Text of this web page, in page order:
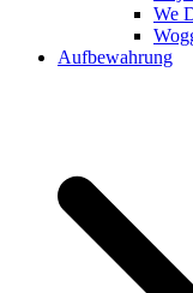
We
Aufbewahrung